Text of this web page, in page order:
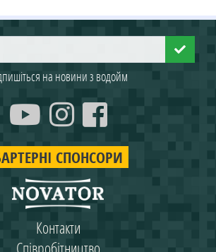
на новини з водойм
СПОНСОРИ
Контакти